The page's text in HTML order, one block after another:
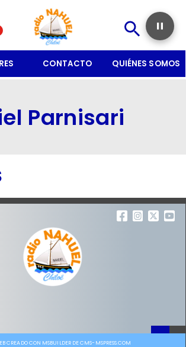
CONTACTO QUIÉNES SOMOS
Parnisari
CREADO CON MSBUILDER DE CMS-MSPRESS.COM